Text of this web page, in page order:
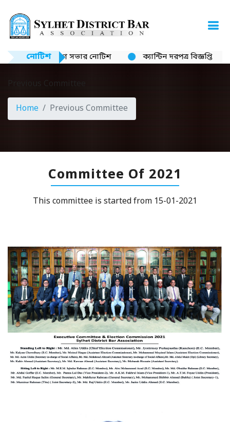
নোটিশ
সভার নোটিশ ক্যান্টিন দরপত্র বিজ্ঞপ্তি নিয়োগ
Previous Committee
Home Previous Committee
Committee Of 2021
This committee is started from 15-01-2021